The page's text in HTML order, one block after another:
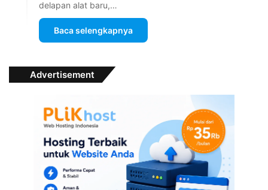
delapan alat baru,…
Baca selengkapnya
Advertisement